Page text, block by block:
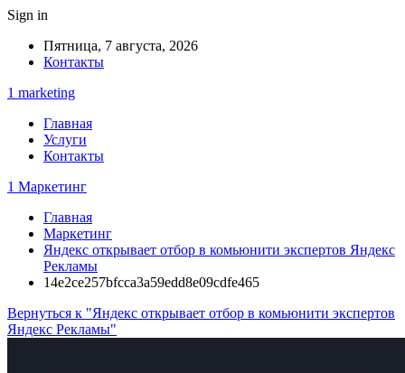
Sign in
Пятница, 7 августа, 2026
Контакты
1 marketing
Главная
Услуги
Контакты
1 Маркетинг
Главная
Маркетинг
Яндекс открывает отбор в комьюнити экспертов Яндекс
Рекламы
14e2ce257bfcca3a59edd8e09cdfe465
Вернуться к "Яндекс открывает отбор в комьюнити экспертов
Яндекс Рекламы"